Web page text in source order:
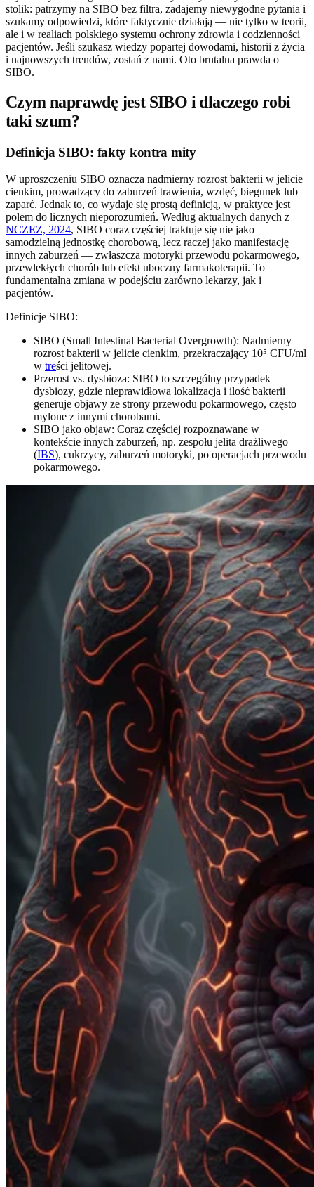
stolik: patrzymy na SIBO bez filtra, zadajemy niewygodne pytania i
szukamy odpowiedzi, które faktycznie działają — nie tylko w teorii,
ale i w realiach polskiego systemu ochrony zdrowia i codzienności
pacjentów. Jeśli szukasz wiedzy popartej dowodami, historii z życia
i najnowszych trendów, zostań z nami. Oto brutalna prawda o
SIBO.
Czym naprawdę jest SIBO i dlaczego robi
taki szum?
Definicja SIBO: fakty kontra mity
W uproszczeniu SIBO oznacza nadmierny rozrost bakterii w jelicie
cienkim, prowadzący do zaburzeń trawienia, wzdęć, biegunek lub
zaparć. Jednak to, co wydaje się prostą definicją, w praktyce jest
polem do licznych nieporozumień. Według aktualnych danych z
NCZEZ, 2024, SIBO coraz częściej traktuje się nie jako
samodzielną jednostkę chorobową, lecz raczej jako manifestację
innych zaburzeń — zwłaszcza motoryki przewodu pokarmowego,
przewlekłych chorób lub efekt uboczny farmakoterapii. To
fundamentalna zmiana w podejściu zarówno lekarzy, jak i
pacjentów.
Definicje SIBO:
SIBO (Small Intestinal Bacterial Overgrowth): Nadmierny
rozrost bakterii w jelicie cienkim, przekraczający 10⁵ CFU/ml
w treści jelitowej.
Przerost vs. dysbioza: SIBO to szczególny przypadek
dysbiozy, gdzie nieprawidłowa lokalizacja i ilość bakterii
generuje objawy ze strony przewodu pokarmowego, często
mylone z innymi chorobami.
SIBO jako objaw: Coraz częściej rozpoznawane w
kontekście innych zaburzeń, np. zespołu jelita drażliwego
(IBS), cukrzycy, zaburzeń motoryki, po operacjach przewodu
pokarmowego.